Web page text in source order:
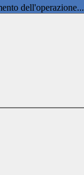
dell'operazione...